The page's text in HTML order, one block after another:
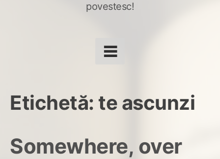
povestesc!
Etichetă: te ascunzi
Somewhere, over